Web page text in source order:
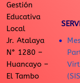
Gestión
Educativa
Local
Jr. Atalaya
N° 1280 –
Huancayo –
El Tambo